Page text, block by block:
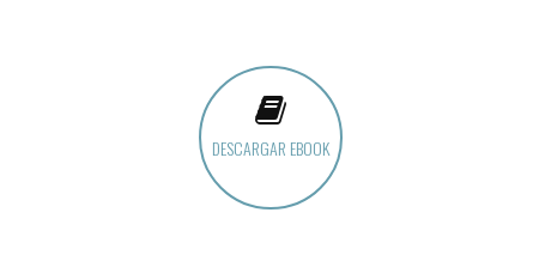
DESCARGAR EBOOK